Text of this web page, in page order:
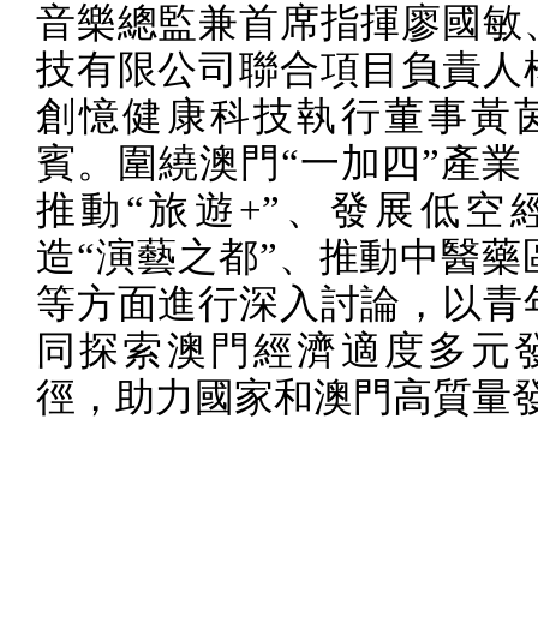
音樂總監兼首席指揮廖國敏
技有限公司聯合項目負責人
創憶健康科技執行董事黃
賓。圍繞澳門“一加四”產業
推動“旅遊+”、發展低空
造“演藝之都”、推動中醫藥
等方面進行深入討論，以青
同探索澳門經濟適度多元
徑，助力國家和澳門高質量